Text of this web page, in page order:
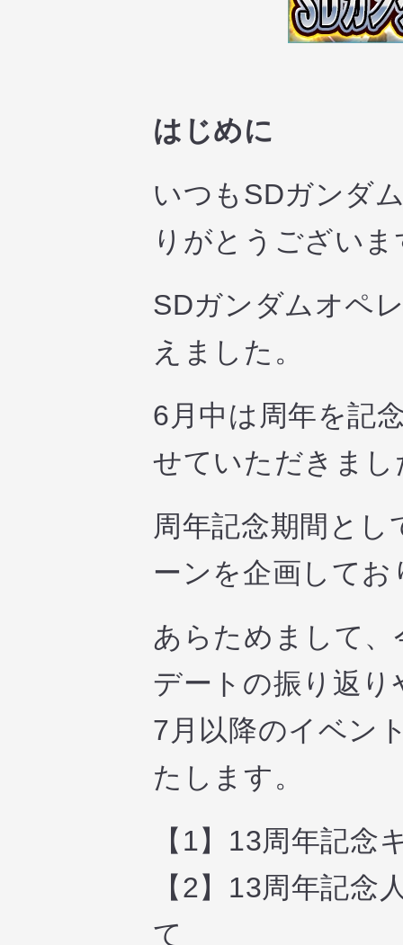
はじめに
いつもSDガンダ
りがとうございま
SDガンダムオペ
えました。
6月中は周年を記
せていただきまし
周年記念期間と
ーンを企画して
あらためまして
デートの振り返り
7月以降のイベン
たします。
【1】13周年記念
【2】13周年記
て